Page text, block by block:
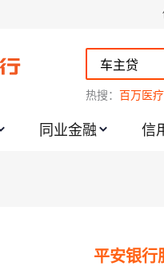
限制的通知
热搜： 百万医疗
同业金融 信
平安银行